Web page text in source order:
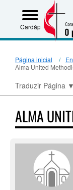
Cardápio
Página inicial
Alma United
Traduzir Página ▼
ALMA